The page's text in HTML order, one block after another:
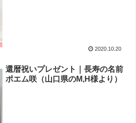
2020.10.20
還暦祝いプレゼント｜長寿の名前
ポエム咲（ 山口県のM,H様より ）